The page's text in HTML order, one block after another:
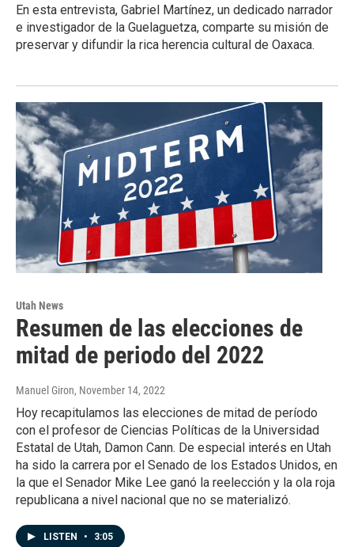
En esta entrevista, Gabriel Martínez, un dedicado narrador
e investigador de la Guelaguetza, comparte su misión de
preservar y difundir la rica herencia cultural de Oaxaca.
Utah News
Resumen de las elecciones de
mitad de periodo del 2022
Manuel Giron, November 14, 2022
Hoy recapitulamos las elecciones de mitad de período
con el profesor de Ciencias Políticas de la Universidad
Estatal de Utah, Damon Cann. De especial interés en Utah
ha sido la carrera por el Senado de los Estados Unidos, en
la que el Senador Mike Lee ganó la reelección y la ola roja
republicana a nivel nacional que no se materializó.
LISTEN • 3:05